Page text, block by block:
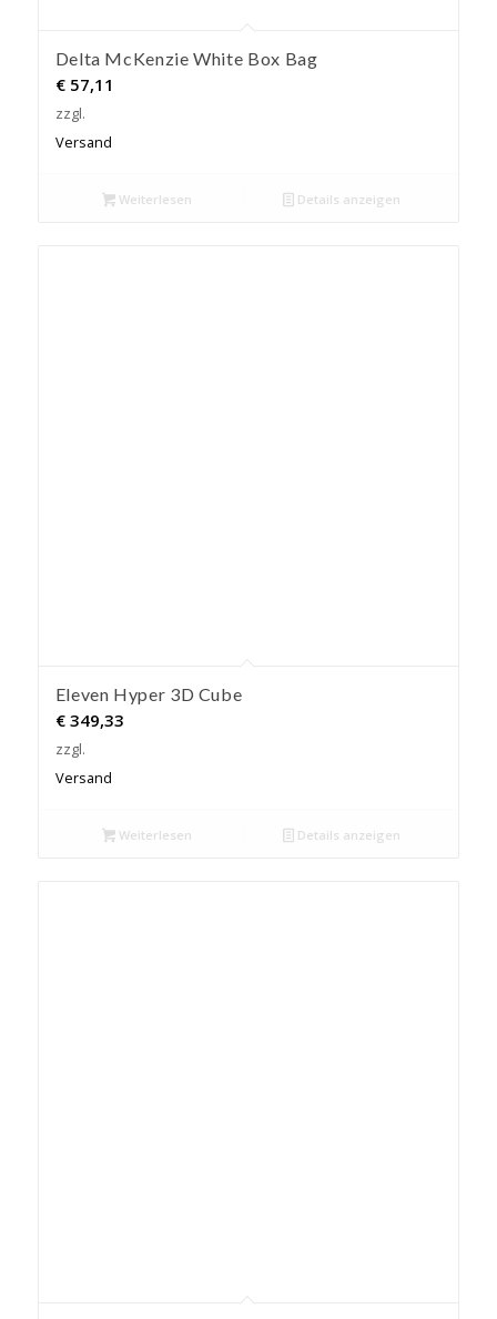
Delta McKenzie White Box Bag
€57,11
zzgl.
Versand
Weiterlesen Details anzeigen
Eleven Hyper 3D Cube
€349,33
zzgl.
Versand
Weiterlesen Details anzeigen